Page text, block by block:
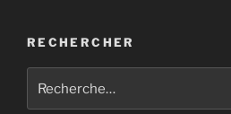
RECHERCHER
pour